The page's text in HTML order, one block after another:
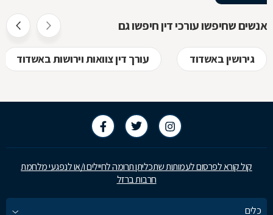
אנשים שחיפשו עורכי דין חיפשו גם
גירושין באשדוד עורך דין צוואות וירושות באשדוד
קול קורא לפרסום לעמותות שתכליתן תרומה לחיילים ו/או לנפגעי מלחמת
חרבות ברזל
כלים